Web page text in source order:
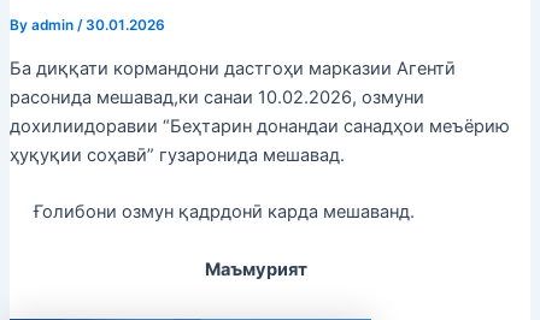
By admin /30.01.2026
Ба диққати кормандони дастгоҳи марказии Агентӣ
расонида мешавад,ки санаи 10.02.2026, озмуни
дохилиидоравии “Беҳтарин донандаи санадҳои меъёрию
ҳуқуқии соҳавӣ” гузаронида мешавад.
Ғолибони озмун қадрдонӣ карда мешаванд.
Маъмурият